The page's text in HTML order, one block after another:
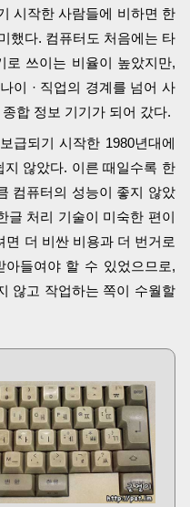
시작한 사람들에 비하면 한
했다. 컴퓨터도 처음에는 타
로 쓰이는 비율이 높았지만,
이 · 직업의 경계를 넘어 사
합 정보 기기가 되어 갔다.
급되기 시작한 1980년대에
않았다. 이른 때일수록 한
컴퓨터의 성능이 좋지 않았
글 처리 기술이 미숙한 편이
더 비싼 비용과 더 번거로
들여야 할 수 있었으므로,
않고 작업하는 쪽이 수월할